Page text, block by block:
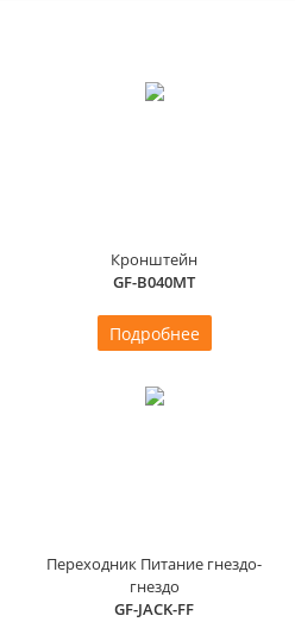
Кронштейн
GF-B040MT
Подробнее
Переходник Питание гнездо-
гнездо
GF-JACK-FF